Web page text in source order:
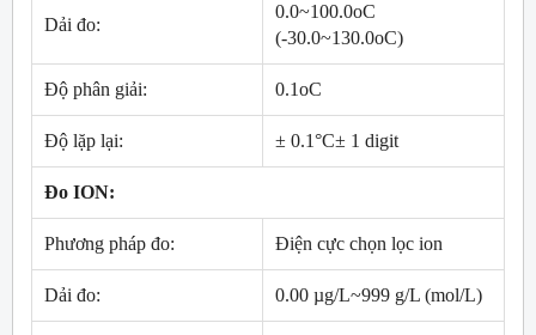
Dải đo:
0.0~100.0oC
(-30.0~130.0oC)
Độ phân giải: 0.1oC
Độ lặp lại: ± 0.1°C± 1 digit
Đo ION:
Phương pháp đo: Điện cực chọn lọc ion
Dải đo: 0.00 µg/L~999 g/L (mol/L)